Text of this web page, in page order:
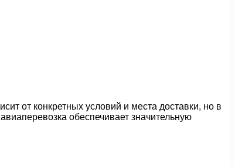
от конкретных условий и места доставки, но в
обеспечивает значительную